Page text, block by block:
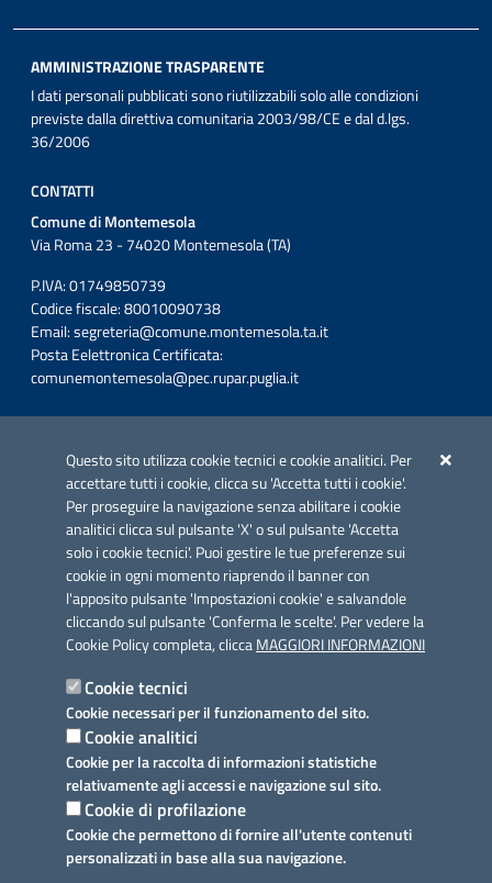
Questo sito utilizza cookie tecnici e cookie analitici. Per
accettare tutti i cookie, clicca su 'Accetta tutti i cookie'.
Per proseguire la navigazione senza abilitare i cookie
analitici clicca sul pulsante 'X' o sul pulsante 'Accetta
solo i cookie tecnici'. Puoi gestire le tue preferenze sui
cookie in ogni momento riaprendo il banner con
l'apposito pulsante 'Impostazioni cookie' e salvandole
cliccando sul pulsante 'Conferma le scelte'. Per vedere la
Cookie Policy completa, cliccaMAGGIORI INFORMAZIONI
Cookie tecnici
Cookie necessari per il funzionamento del sito.
Cookie analitici
Cookie per la raccolta di informazioni statistiche
relativamente agli accessi e navigazione sul sito.
Cookie di profilazione
Cookie che permettono di fornire all'utente contenuti
personalizzati in base alla sua navigazione.
AMMINISTRAZIONE TRASPARENTE
I dati personali pubblicati sono riutilizzabili solo alle condizioni
previste dalla direttiva comunitaria 2003/98/CE e dal d.lgs.
36/2006
CONTATTI
Comune di Montemesola
Via Roma 23 - 74020 Montemesola (TA)
P.IVA: 01749850739
Codice fiscale: 80010090738
Email:segreteria@comune.montemesola.ta.it
Posta Eelettronica Certificata:
comunemontemesola@pec.rupar.puglia.it
Azione 2.3.
Link utili
Informativa privacy
Dichiarazione di accessibilità
Note legali
Domande frequenti
Richiesta assistenza